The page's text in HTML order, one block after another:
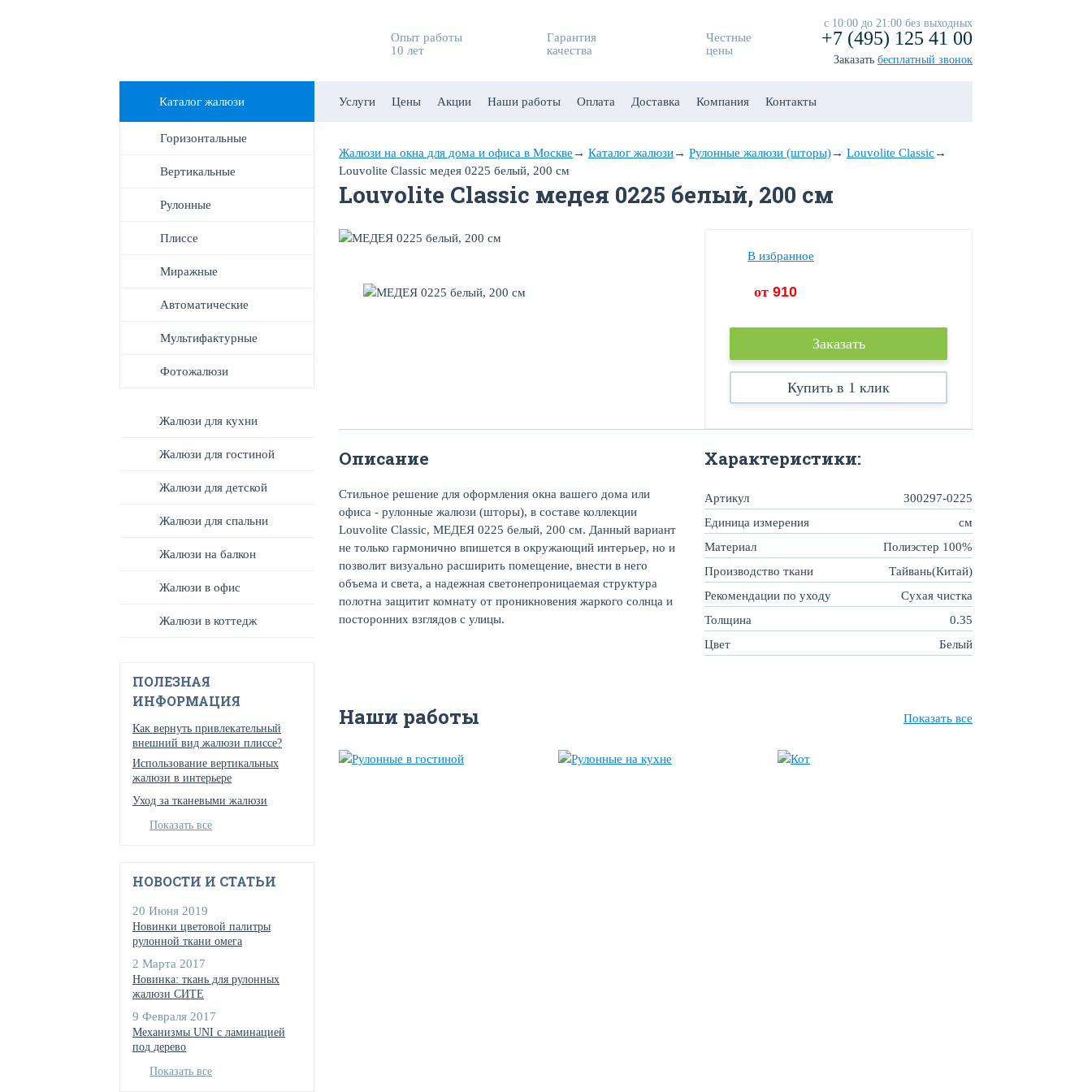
Опыт работы
10 лет
Гарантия
качества
Честные
цены
с 10:00 до 21:00 без выходных
+7 (495) 125 41 00
Заказать бесплатный звонок
Услуги Цены Акции Наши работы Оплата Доставка Компания Контакты
Каталог жалюзи
Горизонтальные
Вертикальные
Рулонные
Плиссе
Миражные
Автоматические
Мультифактурные
Фотожалюзи
Жалюзи для кухни
Жалюзи для гостиной
Жалюзи для детской
Жалюзи для спальни
Жалюзи на балкон
Жалюзи в офис
Жалюзи в коттедж
ПОЛЕЗНАЯ
ИНФОРМАЦИЯ
Как вернуть привлекательный
внешний вид жалюзи плиссе?
Использование вертикальных
жалюзи в интерьере
Уход за тканевыми жалюзи
Показать все
НОВОСТИ И СТАТЬИ
20 Июня 2019
Новинки цветовой палитры
рулонной ткани омега
2 Марта 2017
Новинка: ткань для рулонных
жалюзи СИТЕ
9 Февраля 2017
Механизмы UNI с ламинацией
под дерево
Показать все
Жалюзи на окна для дома и офиса в Москве → Каталог жалюзи→ Рулонные жалюзи (шторы)→ Louvolite Classic →
Louvolite Classic медея 0225 белый, 200 см
Louvolite Classic медея 0225 белый, 200 см
В избранное
от 910
Заказать
Купить в 1 клик
Описание
Стильное решение для оформления окна вашего дома или
офиса - рулонные жалюзи (шторы), в составе коллекции
Louvolite Classic, МЕДЕЯ 0225 белый, 200 см. Данный вариант
не только гармонично впишется в окружающий интерьер, но и
позволит визуально расширить помещение, внести в него
объема и света, а надежная светонепроницаемая структура
полотна защитит комнату от проникновения жаркого солнца и
посторонних взглядов с улицы.
Характеристики:
Артикул
300297-0225
Единица измерения
см
Материал
Полиэстер 100%
Производство ткани
Тайвань(Китай)
Рекомендации по уходу
Сухая чистка
Толщина
0.35
Цвет
Белый
Наши работы Показать все